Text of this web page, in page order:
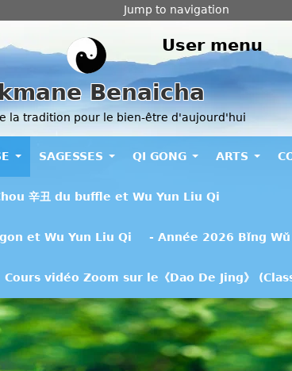
Jump to navigation
Benaicha
la tradition pour le bien-être d'aujourd'hui
User menu
SAGESSES QI GONG ARTS
辛丑 du buffle et Wu Yun Liu Qi
et Wu Yun Liu Qi - Année 2026 Bǐng Wǔ
Cours vidéo Zoom sur le《Dao De Jing》